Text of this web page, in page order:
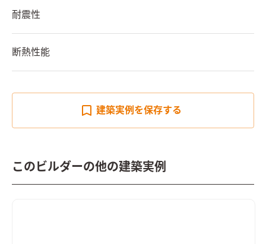
耐震性
断熱性能
建築実例を保存する
このビルダーの他の建築実例